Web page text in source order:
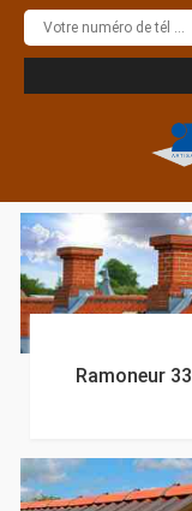
Ramoneur 33